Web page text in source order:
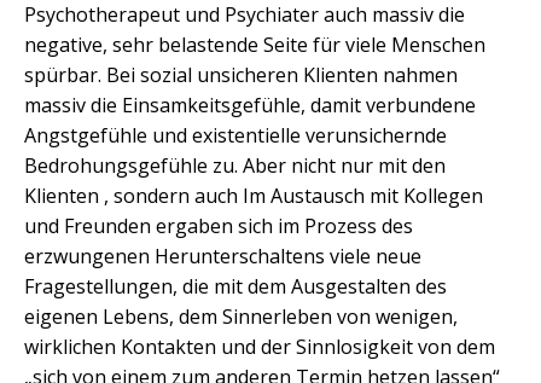
Psychotherapeut und Psychiater auch massiv die
negative, sehr belastende Seite für viele Menschen
spürbar. Bei sozial unsicheren Klienten nahmen
massiv die Einsamkeitsgefühle, damit verbundene
Angstgefühle und existentielle verunsichernde
Bedrohungsgefühle zu. Aber nicht nur mit den
Klienten , sondern auch Im Austausch mit Kollegen
und Freunden ergaben sich im Prozess des
erzwungenen Herunterschaltens viele neue
Fragestellungen, die mit dem Ausgestalten des
eigenen Lebens, dem Sinnerleben von wenigen,
wirklichen Kontakten und der Sinnlosigkeit von dem
„sich von einem zum anderen Termin hetzen lassen“